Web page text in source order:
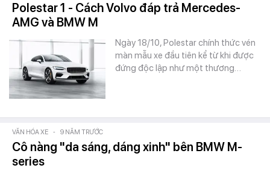
Polestar 1 - Cách Volvo đáp trả Mercedes-
AMG và BMW M
Ngày 18/10, Polestar chính thức vén
màn mẫu xe đầu tiên kể từ khi được
đứng độc lập như một thương…
VĂN HÓA XE - 9 NĂM TRƯỚC
Cô nàng "da sáng, dáng xinh" bên BMW M-
series